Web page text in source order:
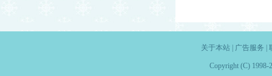
关于本站| 广告服务
Copyright (C) 1998-